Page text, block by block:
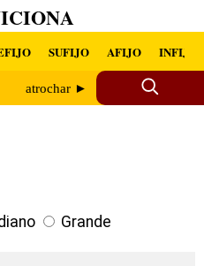
SUFIJO AFIJO INFIJO
atrochar ►
Grande